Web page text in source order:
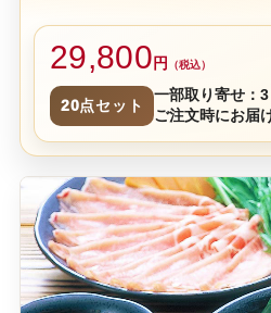
29,800 円 （税込）
20点セット
一部取り寄せ：
ご注文時にお届